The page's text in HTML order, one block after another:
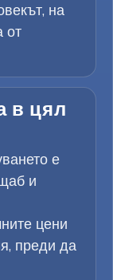
на
от
в цял
е
и
цени
преди да